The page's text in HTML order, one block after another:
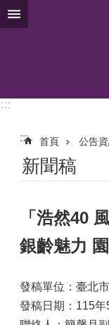
跳到主要內容區塊
:::
::: 首頁 公告
新聞稿
「浩然40
銀齡魅力
發稿單位：臺北
發稿日期：115年